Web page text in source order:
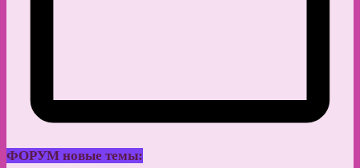
ФОРУМ новые темы: